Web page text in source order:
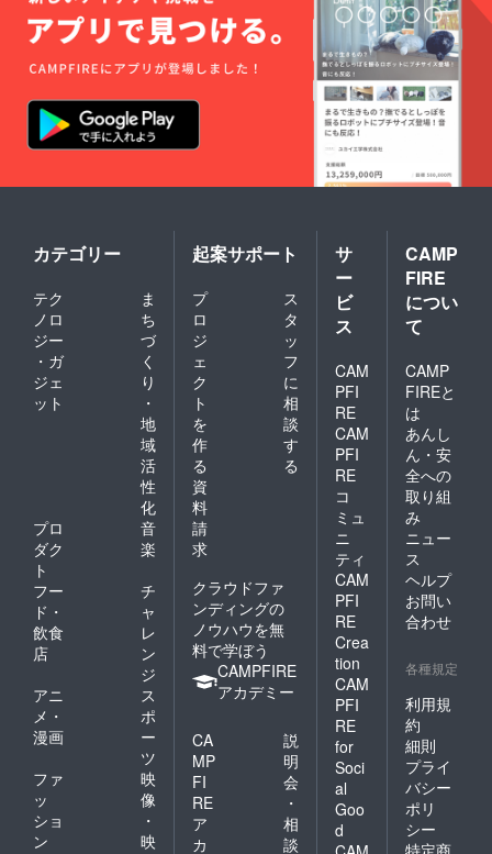
カテゴリー
テク
ノロ
ジー
・ガ
ジェ
ット
ま
ち
づ
く
り
・
地
域
活
性
化
プロ
ダク
ト
音
楽
フー
ド・
飲食
店
チ
ャ
レ
ン
ジ
アニ
メ・
漫画
ス
ポ
ー
ツ
ファ
ッ
ショ
ン
映
像
・
映
起案サポート
プ
ロ
ジ
ェ
ク
ト
を
作
る
ス
タ
ッ
フ
に
相
談
す
る
資
料
請
求
クラウドファ
ンディングの
ノウハウを無
料で学ぼう
CAMPFIRE
アカデミー
CA
MP
FI
RE
ア
カ
説
明
会
・
相
談
サ
ー
ビ
ス
CAM
PFI
RE
CAM
PFI
RE
コ
ミュ
ニ
ティ
CAM
PFI
RE
Crea
tion
CAM
PFI
RE
for
Soci
al
Goo
d
CAMP
FIRE
につい
て
CAMP
FIREと
は
あんし
ん・安
全への
取り組
み
ニュー
ス
ヘルプ
お問い
合わせ
各種規定
利用規
約
細則
プライ
バシー
ポリ
シー
特定商